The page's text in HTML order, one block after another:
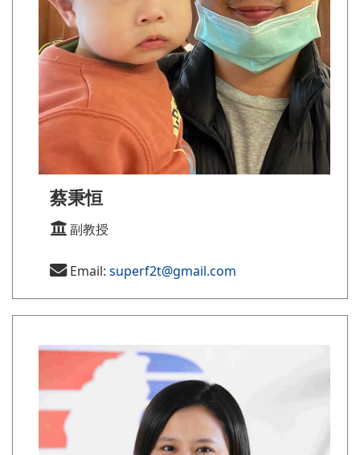
蔡秉恒
副教授
Email: superf2t@gmail.com